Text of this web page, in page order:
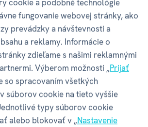
- Jurko
smilými kreslenými dizajnami
, budú skvelým darčekom
vašich nezbedníkov. Veselé
ako napitie studených nápojov
zubné kefky alebo na pastelky.
azdravotne nezávadného
cookie a podobné technológie
fungovanie webovej stránky, ako
prevádzky a návštevnosti a
a reklamy. Informácie o
zdieľame s našimi reklamnými
Výberom možnosti „Prijať
so spracovaním všetkých
súborov cookie na tieto vyššie
typy súborov cookie
alebo blokovať v „Nastavenie